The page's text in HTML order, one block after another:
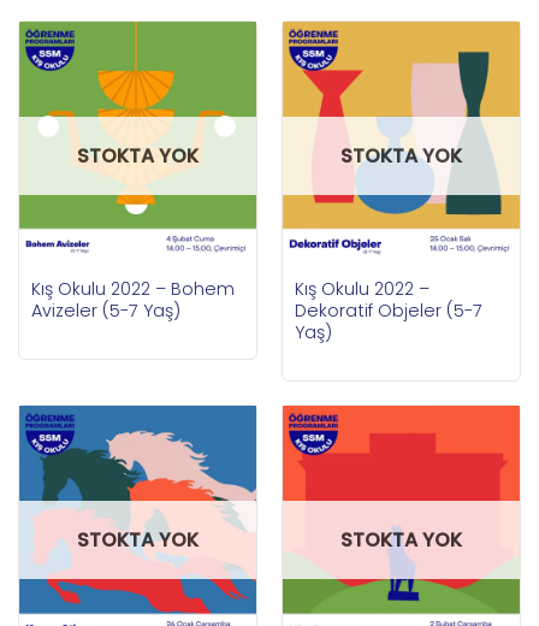
STOKTA YOK
Kış Okulu 2022 – Bohem
Avizeler (5-7 Yaş)
STOKTA YOK
Kış Okulu 2022 –
Dekoratif Objeler (5-7
Yaş)
STOKTA YOK STOKTA YOK